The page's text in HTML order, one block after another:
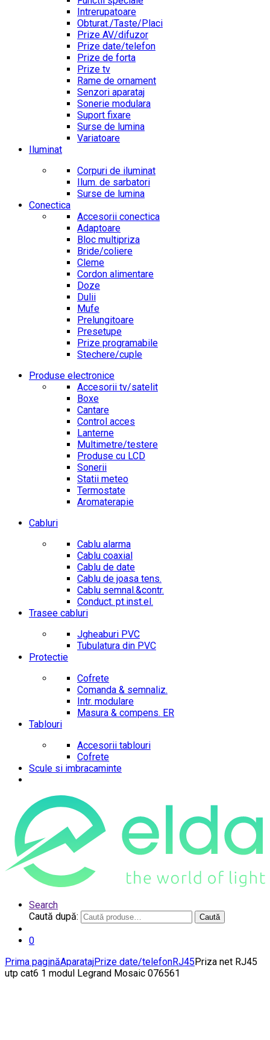
Intrerupatoare
Obturat./Taste/Placi
Prize AV/difuzor
Prize date/telefon
Prize de forta
Prize tv
Rame de ornament
Senzori aparataj
Sonerie modulara
Suport fixare
Surse de lumina
Variatoare
Iluminat
Corpuri de iluminat
Ilum. de sarbatori
Surse de lumina
Conectica
Accesorii conectica
Adaptoare
Bloc multipriza
Bride/coliere
Cleme
Cordon alimentare
Doze
Dulii
Mufe
Prelungitoare
Presetupe
Prize programabile
Stechere/cuple
Produse electronice
Accesorii tv/satelit
Boxe
Cantare
Control acces
Lanterne
Multimetre/testere
Produse cu LCD
Sonerii
Statii meteo
Termostate
Aromaterapie
Cabluri
Cablu alarma
Cablu coaxial
Cablu de date
Cablu de joasa tens.
Cablu semnal.&contr.
Conduct. pt.inst.el.
Trasee cabluri
Jgheaburi PVC
Tubulatura din PVC
Protectie
Cofrete
Comanda & semnaliz.
Intr. modulare
Masura & compens. ER
Tablouri
Accesorii tablouri
Cofrete
Scule si imbracaminte
Search
Caută după:
Caută
0
Prima paginăAparatajPrize date/telefonRJ45Priza net RJ45
utp cat6 1 modul Legrand Mosaic 076561